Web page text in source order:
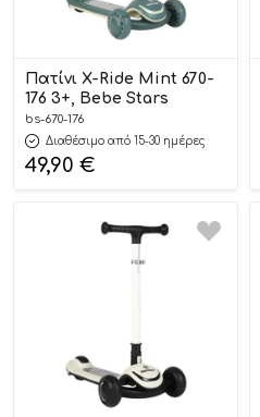
Πατίνι X-Ride Mint 670-
176 3+, Bebe Stars
bs-670-176
Διαθέσιμο από 15-30 ημέρες
49,90 €